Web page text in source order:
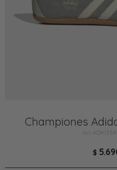
Championes
$